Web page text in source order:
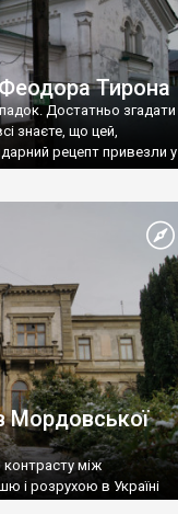
Тирона
Достатньо згадати
знаєте, що цей,
рецепт привезли у
Мордовської
контрасту між
і розрухою в Україні